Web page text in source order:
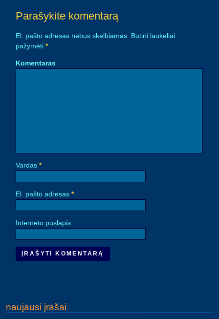
Parašykite komentarą
El. pašto adresas nebus skelbiamas. Būtini laukeliai
pažymėti *
Komentaras
Vardas *
El. pašto adresas *
Interneto puslapis
naujausi įrašai